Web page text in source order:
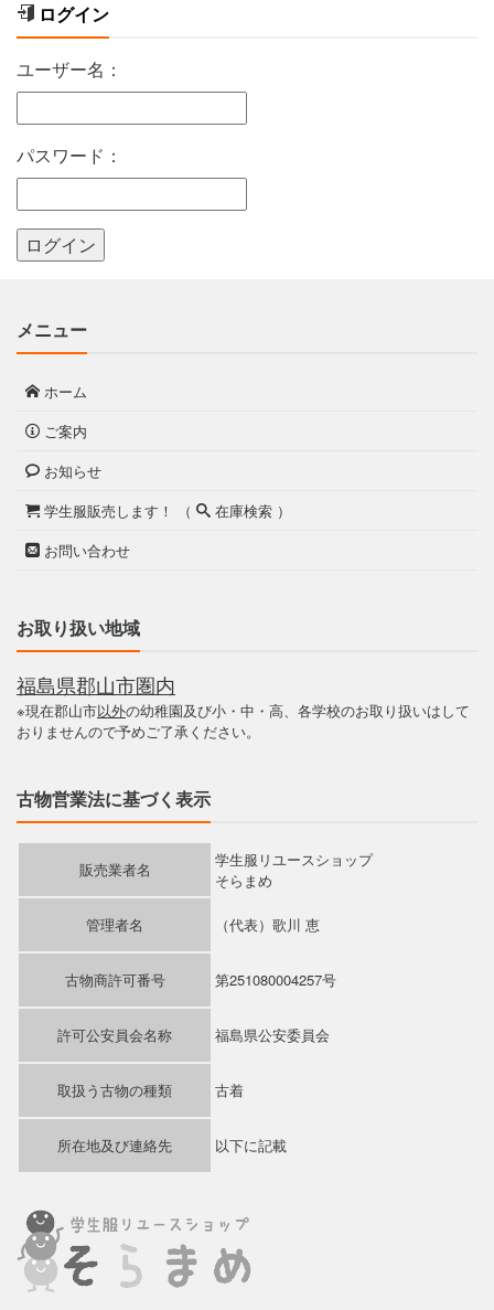
ログイン
ユーザー名：
パスワード：
メニュー
ホーム
ご案内
お知らせ
学生服販売します！ （
在庫検索 ）
お問い合わせ
お取り扱い地域
福島県郡山市圏内
※現在郡山市以外の幼稚園及び小・中・高、各学校のお取り扱いはして
おりませんので予めご了承ください。
古物営業法に基づく表示
販売業者名
学生服リユースショップ
そらまめ
管理者名 （代表）歌川 恵
古物商許可番号 第251080004257号
許可公安員会名称 福島県公安委員会
取扱う古物の種類 古着
所在地及び連絡先 以下に記載